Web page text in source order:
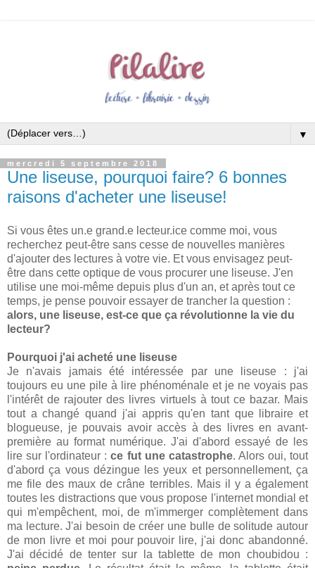
▼
mercredi 5 septembre 2018
Une liseuse, pourquoi faire? 6 bonnes
raisons d'acheter une liseuse!
Si vous êtes un.e grand.e lecteur.ice comme moi, vous
recherchez peut-être sans cesse de nouvelles manières
d'ajouter des lectures à votre vie. Et vous envisagez peut-
être dans cette optique de vous procurer une liseuse. J'en
utilise une moi-même depuis plus d'un an, et après tout ce
temps, je pense pouvoir essayer de trancher la question :
alors, une liseuse, est-ce que ça révolutionne la vie du
lecteur?
Pourquoi j'ai acheté une liseuse
Je n'avais jamais été intéressée par une liseuse : j'ai
toujours eu une pile à lire phénoménale et je ne voyais pas
l'intérêt de rajouter des livres virtuels à tout ce bazar. Mais
tout a changé quand j'ai appris qu'en tant que libraire et
blogueuse, je pouvais avoir accès à des livres en avant-
première au format numérique. J'ai d'abord essayé de les
lire sur l'ordinateur :ce fut une catastrophe. Alors oui, tout
d'abord ça vous dézingue les yeux et personnellement, ça
me file des maux de crâne terribles. Mais il y a également
toutes les distractions que vous propose l'internet mondial et
qui m'empêchent, moi, de m'immerger complètement dans
ma lecture. J'ai besoin de créer une bulle de solitude autour
de mon livre et moi pour pouvoir lire, j'ai donc abandonné.
J'ai décidé de tenter sur la tablette de mon choubidou :